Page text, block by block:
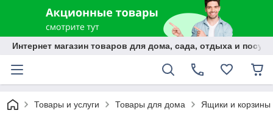
Интернет магазин товаров для дома, сада, отдыха и
Товары и услуги Товары для дома Ящики и корзины